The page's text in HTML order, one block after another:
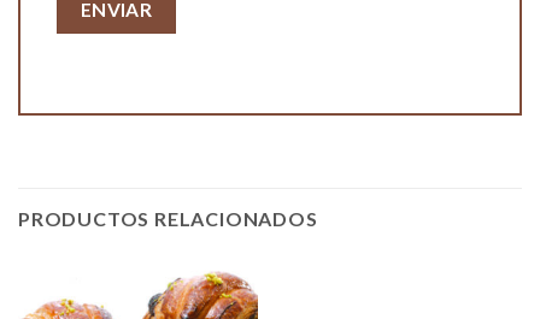
PRODUCTOS RELACIONADOS